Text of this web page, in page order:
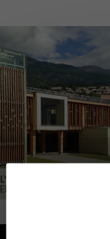
LYCÉE ALPES ET DURANCE
EMBRUN